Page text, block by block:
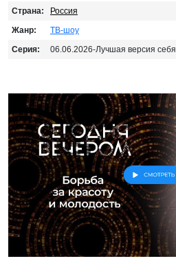
Страна:
Россия
Жанр:
ТВ-шоу
Серия:
06.06.2026-Лучшая версия себя